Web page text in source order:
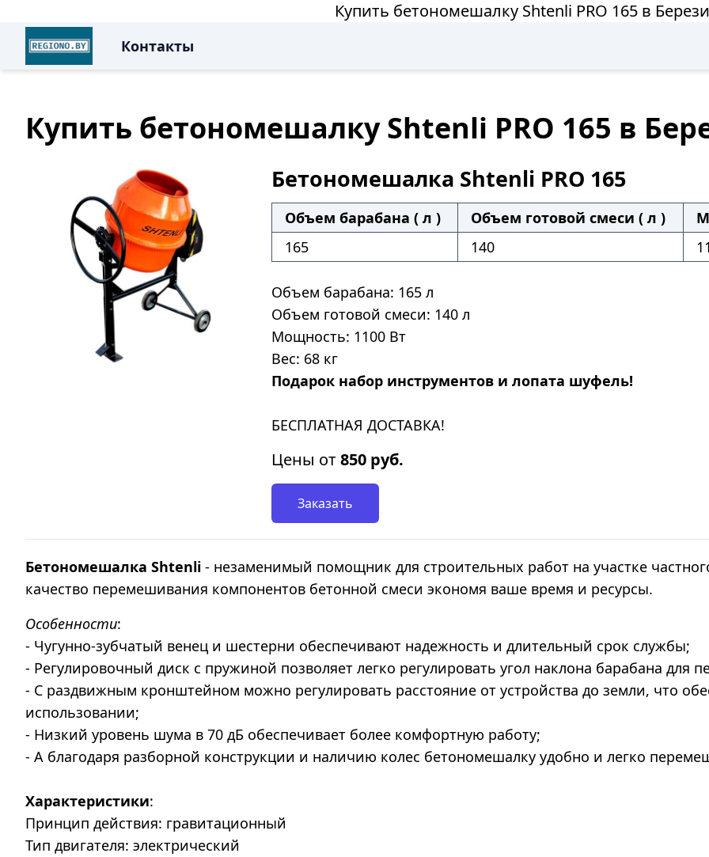
Купить бетономешалку Shtenli PRO 165 в
Контакты
Купить бетономешалку Shtenli PRO 165 в
Бетономешалка Shtenli PRO 165
Объем барабана ( л ) Объем готовой смеси ( л )
165
140
Объем барабана: 165 л
Объем готовой смеси: 140 л
Мощность: 1100 Вт
Вес: 68 кг
Подарок набор инструментов и лопата шуфель!
БЕСПЛАТНАЯ ДОСТАВКА!
Цены от850 руб.
Заказать
Бетономешалка Shtenli - незаменимый помощник для строительных работ на участке
качество перемешивания компонентов бетонной смеси экономя ваше время и ресурсы.
Особенности:
- Чугунно-зубчатый венец и шестерни обеспечивают надежность и длительный срок службы;
- Регулировочный диск с пружиной позволяет легко регулировать угол наклона барабана для
- С раздвижным кронштейном можно регулировать расстояние от устройства до земли, что
использовании;
- Низкий уровень шума в 70 дБ обеспечивает более комфортную работу;
- А благодаря разборной конструкции и наличию колес бетономешалку удобно и легко
Характеристики:
Принцип действия: гравитационный
Тип двигателя: электрический